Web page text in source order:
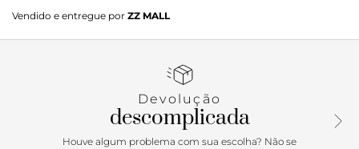
Vendido e entregue por ZZ MALL
Devolução
descomplicada
Houve algum problema com sua escolha? Não se